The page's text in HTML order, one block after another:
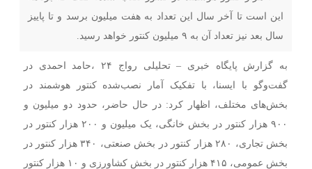
این است تا آخر سال این تعداد به هفت میلیون برسد و تا پاییز
سال بعد نیز تعداد آن به ۹ میلیون کنتور خواهد رسید.
به گزارش پایگاه خبری – تحلیلی رواج ۲۴ ،حامد احمدی در
گفت‌وگو با ایسنا، با تفکیک آمار نصب‌شده کنتور هوشمند در
بخش‌های مختلف، اظهار کرد: در حال حاضر، حدود دو میلیون و
۹۰۰ هزار کنتور در بخش خانگی، یک میلیون و ۲۰۰ هزار کنتور در
بخش تجاری، ۲۸۰ هزار کنتور در بخش صنعتی، ۳۴۰ هزار کنتور در
بخش عمومی، ۴۱۵ هزار کنتور در بخش کشاورزی و ۱۰ هزار کنتور